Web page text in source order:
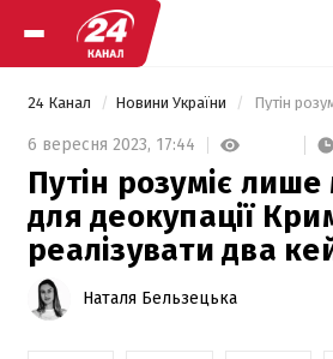
24 Канал Новини України
6 вересня 2023, 17:44
Путін розуміє
для деокупації
реалізувати два
Наталя Бельзецька